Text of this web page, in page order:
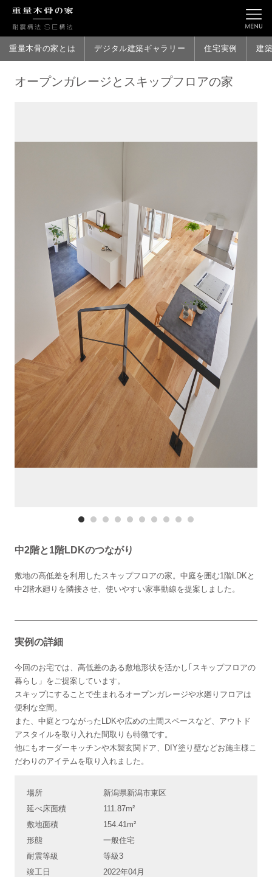
重量木骨の家とは デジタル建築ギャラリー 住宅実例 建
オープンガレージとスキップフロアの家
中2階と1階LDKのつながり
敷地の高低差を利用したスキップフロアの家。中庭を囲む1階LDKと
中2階水廻りを隣接させ、使いやすい家事動線を提案しました。
実例の詳細
今回のお宅では、高低差のある敷地形状を活かし｢スキップフロアの
暮らし」をご提案しています。
スキップにすることで生まれるオープンガレージや水廻りフロアは
便利な空間。
また、中庭とつながったLDKや広めの土間スペースなど、アウトド
アスタイルを取り入れた間取りも特徴です。
他にもオーダーキッチンや木製玄関ドア、DIY塗り壁などお施主様こ
だわりのアイテムを取り入れました。
場所
新潟県新潟市東区
延べ床面積
111.87m²
敷地面積
154.41m²
形態
一般住宅
耐震等級
等級3
竣工日
2022年04月